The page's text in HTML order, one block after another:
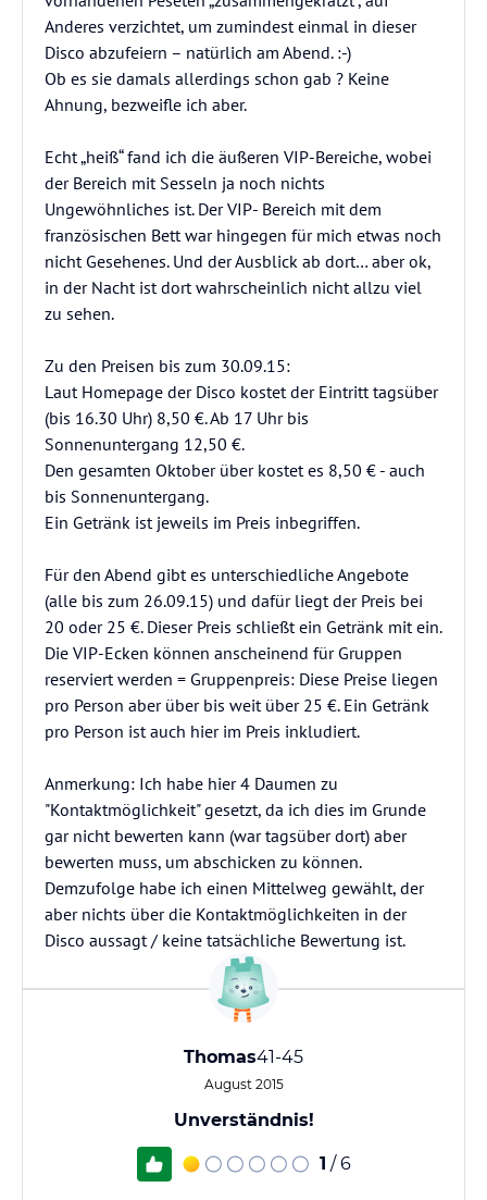
Anderes verzichtet, um zumindest einmal in dieser
Disco abzufeiern – natürlich am Abend. :-)
Ob es sie damals allerdings schon gab ? Keine
Ahnung, bezweifle ich aber.
Echt „heiß“ fand ich die äußeren VIP-Bereiche, wobei
der Bereich mit Sesseln ja noch nichts
Ungewöhnliches ist. Der VIP- Bereich mit dem
französischen Bett war hingegen für mich etwas noch
nicht Gesehenes. Und der Ausblick ab dort… aber ok,
in der Nacht ist dort wahrscheinlich nicht allzu viel
zu sehen.
Zu den Preisen bis zum 30.09.15:
Laut Homepage der Disco kostet der Eintritt tagsüber
(bis 16.30 Uhr) 8,50 €. Ab 17 Uhr bis
Sonnenuntergang 12,50 €.
Den gesamten Oktober über kostet es 8,50 € - auch
bis Sonnenuntergang.
Ein Getränk ist jeweils im Preis inbegriffen.
Für den Abend gibt es unterschiedliche Angebote
(alle bis zum 26.09.15) und dafür liegt der Preis bei
20 oder 25 €. Dieser Preis schließt ein Getränk mit ein.
Die VIP-Ecken können anscheinend für Gruppen
reserviert werden = Gruppenpreis: Diese Preise liegen
pro Person aber über bis weit über 25 €. Ein Getränk
pro Person ist auch hier im Preis inkludiert.
Anmerkung: Ich habe hier 4 Daumen zu
"Kontaktmöglichkeit" gesetzt, da ich dies im Grunde
gar nicht bewerten kann (war tagsüber dort) aber
bewerten muss, um abschicken zu können.
Demzufolge habe ich einen Mittelweg gewählt, der
aber nichts über die Kontaktmöglichkeiten in der
Disco aussagt / keine tatsächliche Bewertung ist.
Thomas41-45
August 2015
Unverständnis!
1 / 6